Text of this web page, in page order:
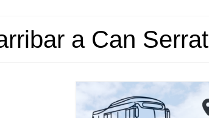
a Can Serrat